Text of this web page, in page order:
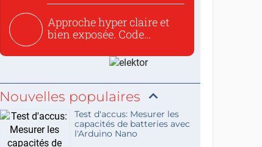
Approche hyper claire et
bien exposée. Code
Nouvelles populaires
Test d'accus: Mesurer les
capacités de batteries avec
l'Arduino Nano